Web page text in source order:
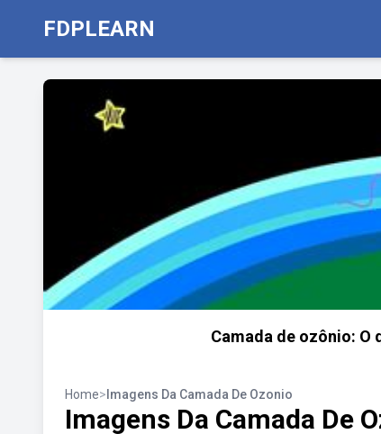
FDPLEARN
Camada de ozônio: O
Home> Imagens Da Camada De Ozonio
Imagens Da Camada De